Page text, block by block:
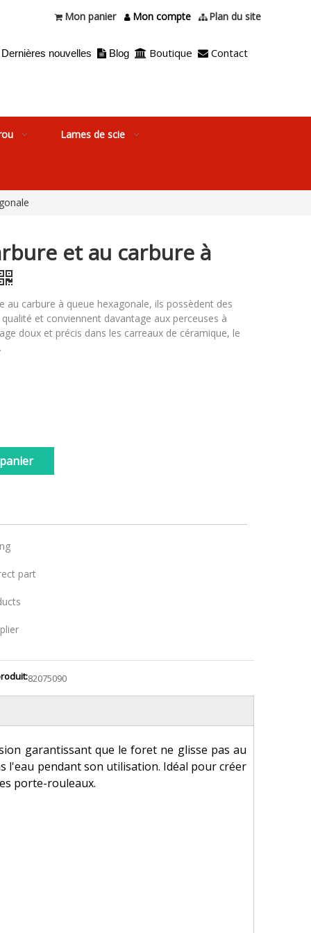
 Mon panier  Mon compte  Plan du site
Dernières nouvelles  Blog  Boutique  Contact
Lames de scie
et au carbure à
carbure à queue hexagonale, ils possèdent des
et conviennent davantage aux perceuses à
doux et précis dans les carreaux de céramique, le
part
82075090
garantissant que le foret ne glisse pas au
l'eau pendant son utilisation. Idéal pour créer
porte-rouleaux.